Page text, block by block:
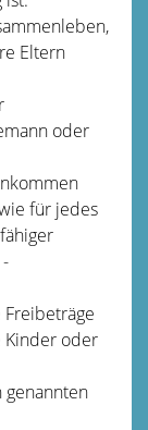
Eltern
oder
für jedes
Kinder oder